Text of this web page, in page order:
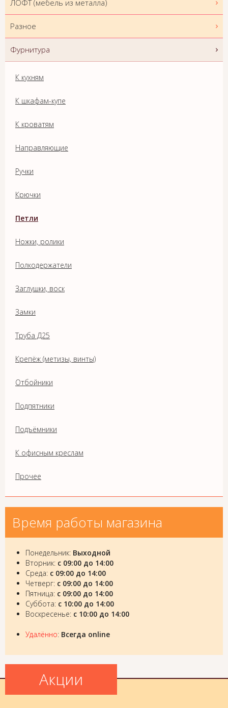
ЛОФТ (мебель из металла)
Разное
Фурнитура
К кухням
К шкафам-купе
К кроватям
Направляющие
Ручки
Крючки
Петли
Ножки, ролики
Полкодержатели
Заглушки, воск
Замки
Труба Д25
Крепёж (метизы, винты)
Отбойники
Подпятники
Подъёмники
К офисным креслам
Прочее
Время работы магазина
Понедельник: Выходной
Вторник: с 09:00 до 14:00
Среда: с 09:00 до 14:00
Четверг: с 09:00 до 14:00
Пятница: с 09:00 до 14:00
Суббота: с 10:00 до 14:00
Воскресенье: с 10:00 до 14:00
Удалённо: Всегда online
Акции